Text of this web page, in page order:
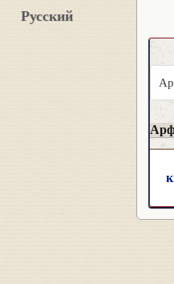
Русский